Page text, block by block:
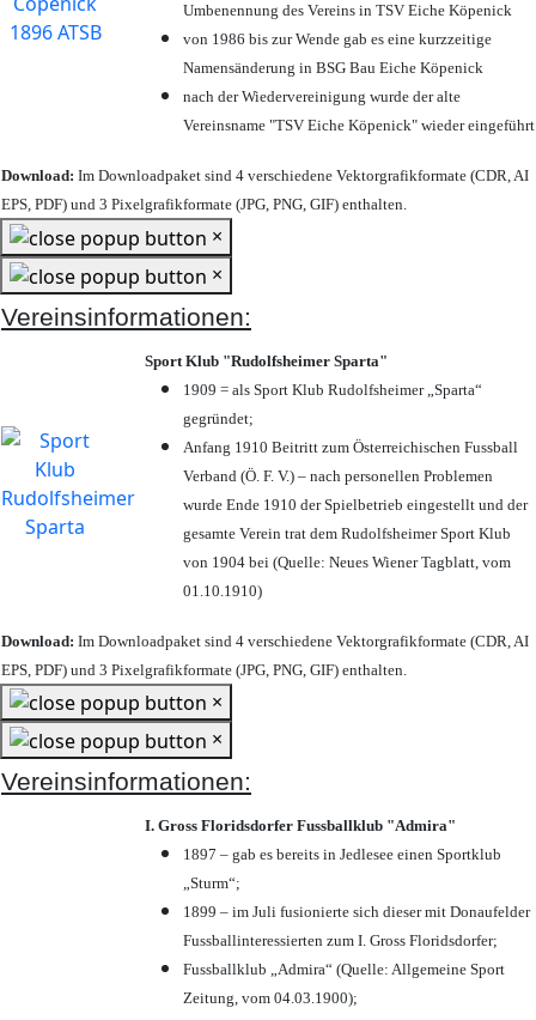
Umbenennung des Vereins in TSV Eiche Köpenick
von 1986 bis zur Wende gab es eine kurzzeitige
Namensänderung in BSG Bau Eiche Köpenick
nach der Wiedervereinigung wurde der alte
Vereinsname "TSV Eiche Köpenick" wieder eingeführt
Download: Im Downloadpaket sind 4 verschiedene Vektorgrafikformate (CDR, AI
EPS, PDF) und 3 Pixelgrafikformate (JPG, PNG, GIF) enthalten.
×
×
Vereinsinformationen:
Sport Klub "Rudolfsheimer Sparta"
1909 = als Sport Klub Rudolfsheimer „Sparta“
gegründet;
Anfang 1910 Beitritt zum Österreichischen Fussball
Verband (Ö. F. V.) – nach personellen Problemen
wurde Ende 1910 der Spielbetrieb eingestellt und der
gesamte Verein trat dem Rudolfsheimer Sport Klub
von 1904 bei (Quelle: Neues Wiener Tagblatt, vom
01.10.1910)
Download: Im Downloadpaket sind 4 verschiedene Vektorgrafikformate (CDR, AI
EPS, PDF) und 3 Pixelgrafikformate (JPG, PNG, GIF) enthalten.
×
×
Vereinsinformationen:
I. Gross Floridsdorfer Fussballklub "Admira"
1897 – gab es bereits in Jedlesee einen Sportklub
„Sturm“;
1899 – im Juli fusionierte sich dieser mit Donaufelder
Fussballinteressierten zum I. Gross Floridsdorfer;
Fussballklub „Admira“ (Quelle: Allgemeine Sport
Zeitung, vom 04.03.1900);